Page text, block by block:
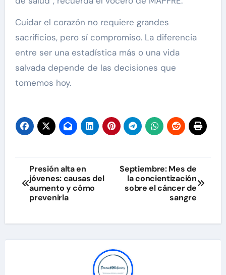
Cuidar el corazón no requiere grandes
sacrificios, pero sí compromiso. La diferencia
entre ser una estadística más o una vida
salvada depende de las decisiones que
tomemos hoy.
Navegación
de
entradas
Presión alta en
jóvenes: causas del
aumento y cómo
prevenirla
Septiembre: Mes de
la concientización
sobre el cáncer de
sangre